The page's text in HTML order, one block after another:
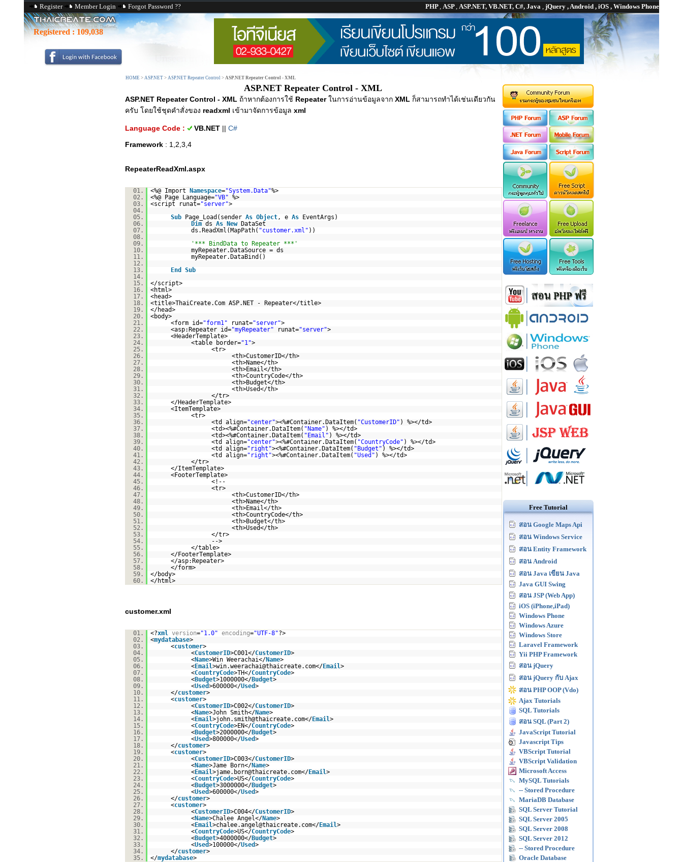
Register Member Login Forgot Password ?? PHP, ASP, ASP.NET, VB.NET, C#, Java , jQuery , Android , iOS , Windows Phone
Registered : 109,038
HOME > ASP.NET > ASP.NET Repeater Control > ASP.NET Repeater Control - XML
ASP.NET Repeater Control - XML
ASP.NET Repeater Control - XML ถ้าหากต้องการใช้ Repeaterในการอ่านข้อมูลจาก XML ก็สามารถทำได้เช่นเดียวกัน
ครับ โดยใช้ชุดคำสั่งของ readxml เข้ามาจัดการข้อมูล xml
Language Code : VB.NET || C#
Framework : 1,2,3,4
RepeaterReadXml.aspx
01. <%@ Import Namespace="System.Data"%>
02.
<%@ Page Language="VB" %>
03.
<script runat="server">
04.
05.
Sub Page_Load(sender As Object, e As
EventArgs)
06.
Dim ds As New
DataSet
07.
ds.ReadXml(MapPath( "customer.xml" ))
08.
09.
'*** BindData to Repeater ***'
10.
myRepeater.DataSource = ds
11.
myRepeater.DataBind()
12.
13.
End
Sub
14.
15.
</script>
16.
<html>
17.
<head>
18.
<title>ThaiCreate.Com ASP.NET - Repeater</title>
19.
</head>
20.
<body>
21.
<form id="form1" runat="server">
22.
<asp:Repeater id="myRepeater" runat="server">
23.
<HeaderTemplate>
24.
<table border="1">
25.
<tr>
26.
<th>CustomerID</th>
27.
<th>Name</th>
28.
<th>Email</th>
29.
<th>CountryCode</th>
30.
<th>Budget</th>
31.
<th>Used</th>
32.
</tr>
33.
</HeaderTemplate>
34.
<ItemTemplate>
35.
<tr>
36.
<td align="center"><%#Container.DataItem( "CustomerID" ) %></td>
37.
<td><%#Container.DataItem( "Name" ) %></td>
38.
<td><%#Container.DataItem( "Email" ) %></td>
39.
<td align="center"><%#Container.DataItem( "CountryCode" ) %></td>
40.
<td align="right"><%#Container.DataItem( "Budget" ) %></td>
41.
<td align="right"><%#Container.DataItem( "Used" ) %></td>
42.
</tr>
43.
</ItemTemplate>
44.
<FooterTemplate>
45.
<!--
46.
<tr>
47.
<th>CustomerID</th>
48.
<th>Name</th>
49.
<th>Email</th>
50.
<th>CountryCode</th>
51.
<th>Budget</th>
52.
<th>Used</th>
53.
</tr>
54.
-->
55.
</table>
56.
</FooterTemplate>
57.
</asp:Repeater>
58.
</form>
59.
</body>
60.
</html>
customer.xml
01. <?xml version="1.0" encoding="UTF-8"?>
02.
<mydatabase>
03.
<customer>
04.
<CustomerID>C001</CustomerID>
05.
<Name>Win Weerachai</Name>
06.
<Email>win.weerachai@thaicreate.com</Email>
07.
<CountryCode>TH</CountryCode>
08.
<Budget>1000000</Budget>
09.
<Used>600000</Used>
10.
</customer>
11.
<customer>
12.
<CustomerID>C002</CustomerID>
13.
<Name>John Smith</Name>
14.
<Email>john.smith@thaicreate.com</Email>
15.
<CountryCode>EN</CountryCode>
16.
<Budget>2000000</Budget>
17.
<Used>800000</Used>
18.
</customer>
19.
<customer>
20.
<CustomerID>C003</CustomerID>
21.
<Name>Jame Born</Name>
22.
<Email>jame.born@thaicreate.com</Email>
23.
<CountryCode>US</CountryCode>
24.
<Budget>3000000</Budget>
25.
<Used>600000</Used>
26.
</customer>
27.
<customer>
28.
<CustomerID>C004</CustomerID>
29.
<Name>Chalee Angel</Name>
30.
<Email>chalee.angel@thaicreate.com</Email>
31.
<CountryCode>US</CountryCode>
32.
<Budget>4000000</Budget>
33.
<Used>100000</Used>
34.
</customer>
35.
</mydatabase>
Free Tutorial
สอน Google Maps Api
สอน Windows Service
สอน Entity Framework
สอน Android
สอน Java เขียน Java
Java GUI Swing
สอน JSP (Web App)
iOS (iPhone,iPad)
Windows Phone
Windows Azure
Windows Store
Laravel Framework
Yii PHP Framework
สอน jQuery
สอน jQuery กับ Ajax
สอน PHP OOP (Vdo)
Ajax Tutorials
SQL Tutorials
สอน SQL (Part 2)
JavaScript Tutorial
Javascript Tips
VBScript Tutorial
VBScript Validation
Microsoft Access
MySQL Tutorials
-- Stored Procedure
MariaDB Database
SQL Server Tutorial
SQL Server 2005
SQL Server 2008
SQL Server 2012
-- Stored Procedure
Oracle Database